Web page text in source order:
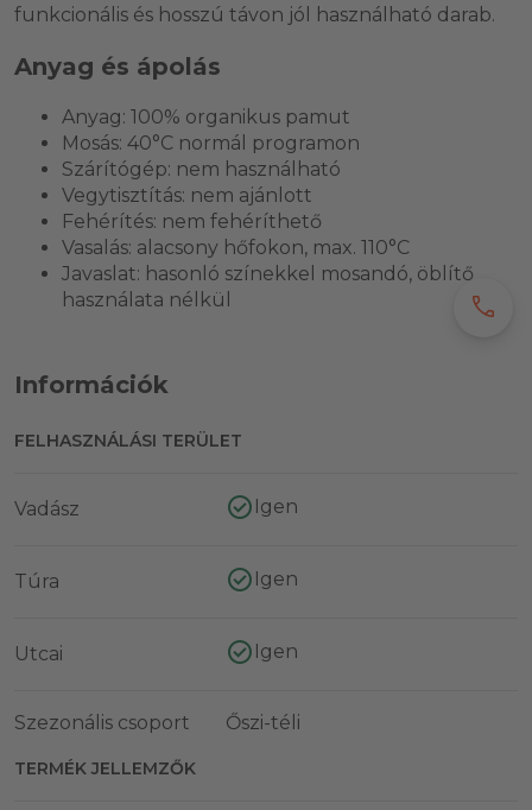
funkcionális és hosszú távon jól használható darab.
Anyag és ápolás
Anyag: 100% organikus pamut
Mosás: 40°C normál programon
Szárítógép: nem használható
Vegytisztítás: nem ajánlott
Fehérítés: nem fehéríthető
Vasalás: alacsony hőfokon, max. 110°C
Javaslat: hasonló színekkel mosandó, öblítő
használata nélkül
Információk
FELHASZNÁLÁSI TERÜLET
Vadász Igen
Túra Igen
Utcai Igen
Szezonális csoport Őszi-téli
TERMÉK JELLEMZŐK
call